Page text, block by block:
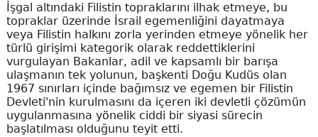
İşgal altındaki Filistin topraklarını ilhak etmeye, bu
topraklar üzerinde İsrail egemenliğini dayatmaya
veya Filistin halkını zorla yerinden etmeye yönelik her
türlü girişimi kategorik olarak reddettiklerini
vurgulayan Bakanlar, adil ve kapsamlı bir barışa
ulaşmanın tek yolunun, başkenti Doğu Kudüs olan
1967 sınırları içinde bağımsız ve egemen bir Filistin
Devleti'nin kurulmasını da içeren iki devletli çözümün
uygulanmasına yönelik ciddi bir siyasi sürecin
başlatılması olduğunu teyit etti.